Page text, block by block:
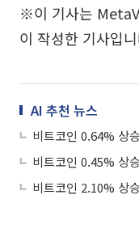
※이 기사는
이 작성한 기사입
AI 추천 뉴스